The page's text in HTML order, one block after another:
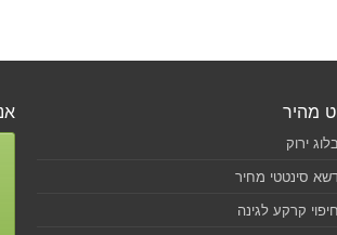
מהיר
ירוק
סינטטי מחיר
חיפוי קרקע לגינה